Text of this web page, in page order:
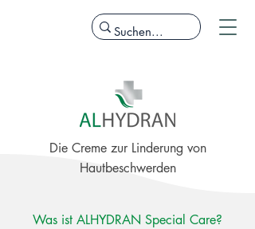
Die Creme zur Linderung von
Hautbeschwerden
Was ist ALHYDRAN Special Care?